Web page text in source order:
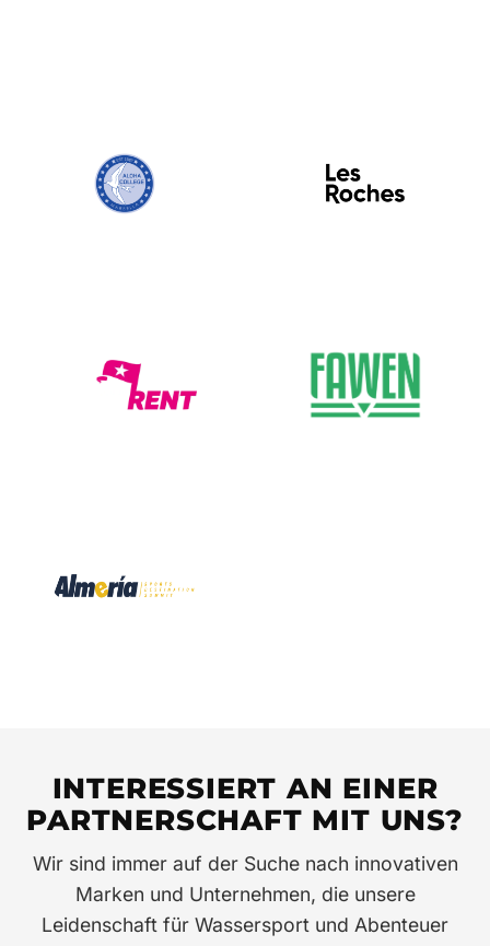
INTERESSIERT AN EINER
PARTNERSCHAFT MIT UNS?
Wir sind immer auf der Suche nach innovativen
Marken und Unternehmen, die unsere
Leidenschaft für Wassersport und Abenteuer